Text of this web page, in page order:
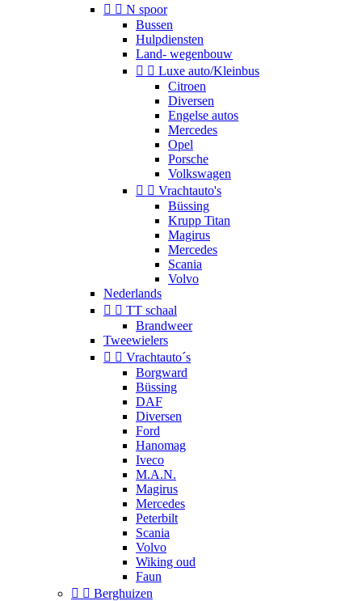
  N spoor
Bussen
Hulpdiensten
Land- wegenbouw
  Luxe auto/Kleinbus
Citroen
Diversen
Engelse autos
Mercedes
Opel
Porsche
Volkswagen
  Vrachtauto's
Büssing
Krupp Titan
Magirus
Mercedes
Scania
Volvo
Nederlands
  TT schaal
Brandweer
Tweewielers
  Vrachtauto´s
Borgward
Büssing
DAF
Diversen
Ford
Hanomag
Iveco
M.A.N.
Magirus
Mercedes
Peterbilt
Scania
Volvo
Wiking oud
Faun
  Berghuizen